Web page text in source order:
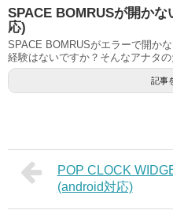
SPACE BOMRUSが開か
応)
SPACE BOMRUSがエラーで開か
経験はないですか？そんなアナタ
記事
POP CLOCK
(android対応)